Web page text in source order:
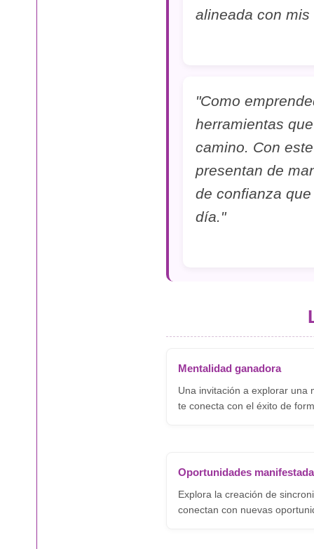
alineada con
"Como
herramientas
camino. Con
presentan de
de confianza
día."
Mentalidad ganadora
Una invitación a explorar una
te conecta con el éxito de
Oportunidades
Explora la creación de
conectan con nuevas